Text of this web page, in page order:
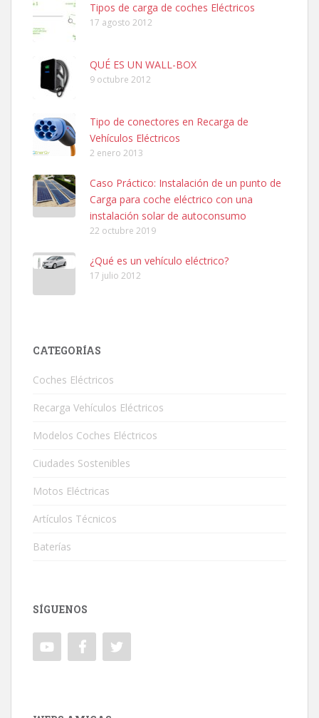
Tipos de carga de coches Eléctricos
17 agosto 2012
QUÉ ES UN WALL-BOX
9 octubre 2012
Tipo de conectores en Recarga de
Vehículos Eléctricos
2 enero 2013
Caso Práctico: Instalación de un punto de
Carga para coche eléctrico con una
instalación solar de autoconsumo
22 octubre 2019
¿Qué es un vehículo eléctrico?
17 julio 2012
CATEGORÍAS
Coches Eléctricos
Recarga Vehículos Eléctricos
Modelos Coches Eléctricos
Ciudades Sostenibles
Motos Eléctricas
Artículos Técnicos
Baterías
SÍGUENOS